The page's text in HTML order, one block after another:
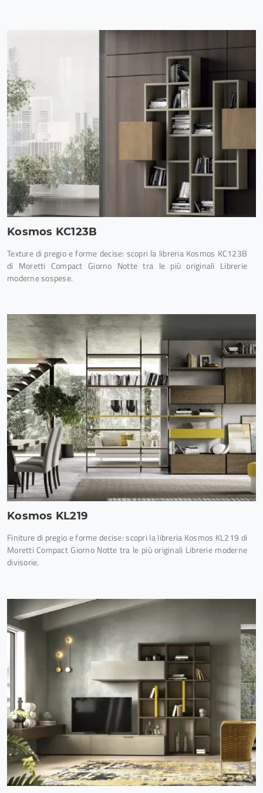
Kosmos KC123B
Texture di pregio e forme decise: scopri la libreria Kosmos KC123B
di Moretti Compact Giorno Notte tra le più originali Librerie
moderne sospese.
Kosmos KL219
Finiture di pregio e forme decise: scopri la libreria Kosmos KL219 di
Moretti Compact Giorno Notte tra le più originali Librerie moderne
divisorie.